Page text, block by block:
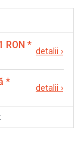
RON *
detalii ›
*
detalii ›